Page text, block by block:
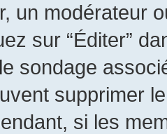
un modérateur
sur “Éditer”
sondage
supprimer
si les